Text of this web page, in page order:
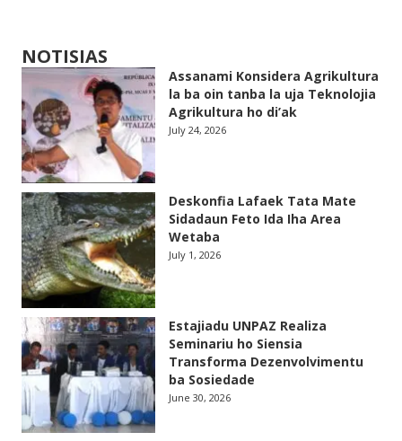
NOTISIAS
Assanami Konsidera Agrikultura
la ba oin tanba la uja Teknolojia
Agrikultura ho di’ak
July 24, 2026
Deskonfia Lafaek Tata Mate
Sidadaun Feto Ida Iha Area
Wetaba
July 1, 2026
Estajiadu UNPAZ Realiza
Seminariu ho Siensia
Transforma Dezenvolvimentu
ba Sosiedade
June 30, 2026